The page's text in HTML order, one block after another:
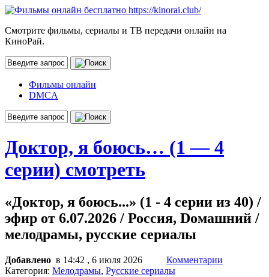
Смотрите фильмы, сериалы и ТВ передачи онлайн на
КиноРай.
Фильмы онлайн
DMCA
Доктор, я боюсь… (1 — 4
серии) смотреть
«Доктор, я боюсь...» (1 - 4 серии из 40) /
эфир от 6.07.2026 / Россия, Dомашний /
мелодрамы, русские сериалы
Добавлено в 14:42 , 6 июля 2026
Комментарии
Категория: Мелодрамы, Русские сериалы